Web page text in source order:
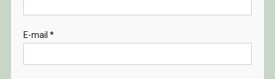
E-mail *